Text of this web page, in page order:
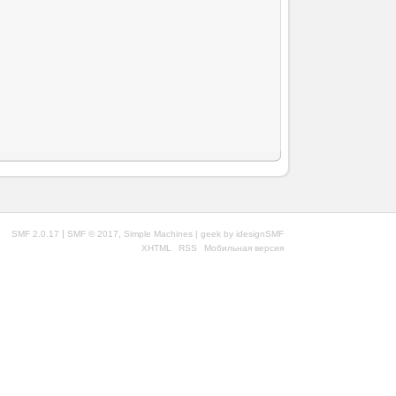
SMF 2.0.17 | SMF © 2017 Simple Machines | geek by idesignSMF
XHTML
RSS Мобильная версия